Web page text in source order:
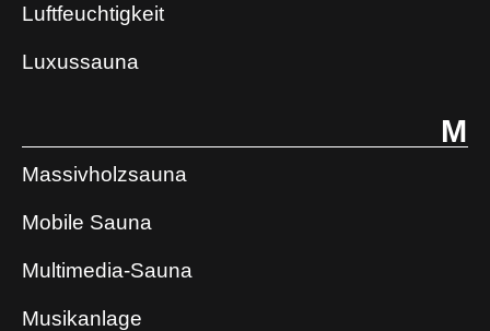
Luftfeuchtigkeit
Luxussauna
M
Massivholzsauna
Mobile Sauna
Multimedia-Sauna
Musikanlage